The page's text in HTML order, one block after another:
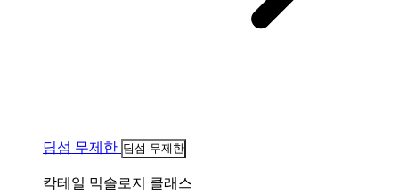
딤섬 무제한 딤섬 무제한
칵테일 믹솔로지 클래스